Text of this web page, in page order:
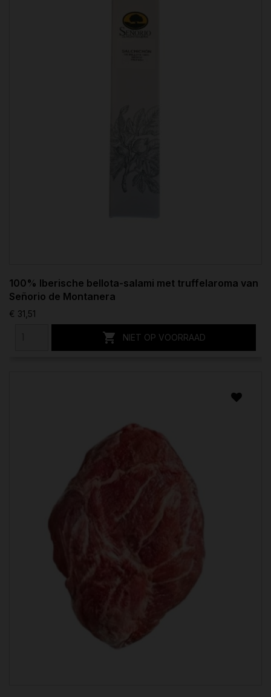
100% Iberische bellota-salami met truffelaroma van
Señorio de Montanera
€ 31,51
 NIET OP VOORRAAD